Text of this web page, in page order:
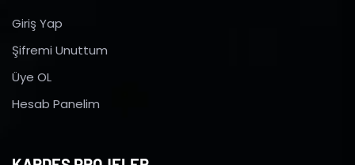
Giriş Yap
Şifremi Unuttum
Üye OL
Hesab Panelim